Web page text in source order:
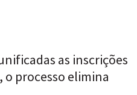
as inscrições
o processo elimina